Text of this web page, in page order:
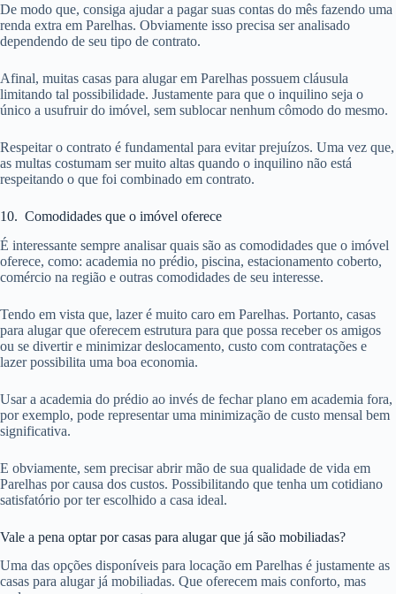
De modo que, consiga ajudar a pagar suas contas do mês fazendo uma
renda extra em Parelhas. Obviamente isso precisa ser analisado
dependendo de seu tipo de contrato.
Afinal, muitas casas para alugar em Parelhas possuem cláusula
limitando tal possibilidade. Justamente para que o inquilino seja o
único a usufruir do imóvel, sem sublocar nenhum cômodo do mesmo.
Respeitar o contrato é fundamental para evitar prejuízos. Uma vez que,
as multas costumam ser muito altas quando o inquilino não está
respeitando o que foi combinado em contrato.
10. Comodidades que o imóvel oferece
É interessante sempre analisar quais são as comodidades que o imóvel
oferece, como: academia no prédio, piscina, estacionamento coberto,
comércio na região e outras comodidades de seu interesse.
Tendo em vista que, lazer é muito caro em Parelhas. Portanto, casas
para alugar que oferecem estrutura para que possa receber os amigos
ou se divertir e minimizar deslocamento, custo com contratações e
lazer possibilita uma boa economia.
Usar a academia do prédio ao invés de fechar plano em academia fora,
por exemplo, pode representar uma minimização de custo mensal bem
significativa.
E obviamente, sem precisar abrir mão de sua qualidade de vida em
Parelhas por causa dos custos. Possibilitando que tenha um cotidiano
satisfatório por ter escolhido a casa ideal.
Vale a pena optar por casas para alugar que já são mobiliadas?
Uma das opções disponíveis para locação em Parelhas é justamente as
casas para alugar já mobiliadas. Que oferecem mais conforto, mas